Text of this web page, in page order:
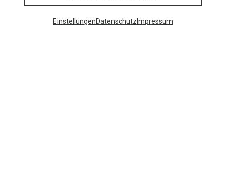
EinstellungenDatenschutz Impressum